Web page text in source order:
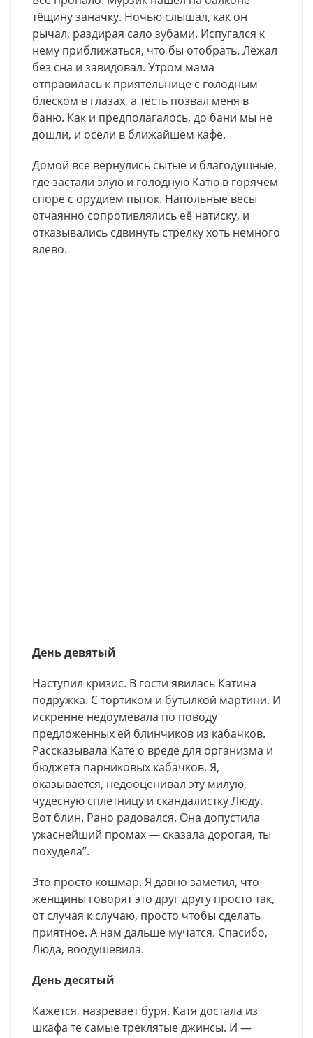
тёщину заначку. Ночью слышал, как он
рычал, раздирая сало зубами. Испугался к
нему приближаться, что бы отобрать. Лежал
без сна и завидовал. Утром мама
отправилась к приятельнице с голодным
блеском в глазах, а тесть позвал меня в
баню. Как и предполагалось, до бани мы не
дошли, и осели в ближайшем кафе.
Домой все вернулись сытые и благодушные,
где застали злую и голодную Катю в горячем
споре с орудием пыток. Напольные весы
отчаянно сопротивлялись её натиску, и
отказывались сдвинуть стрелку хоть немного
влево.
День девятый
Наступил кризис. В гости явилась Катина
подружка. С тортиком и бутылкой мартини. И
искренне недоумевала по поводу
предложенных ей блинчиков из кабачков.
Рассказывала Кате о вреде для организма и
бюджета парниковых кабачков. Я,
оказывается, недооценивал эту милую,
чудесную сплетницу и скандалистку Люду.
Вот блин. Рано радовался. Она допустила
ужаснейший промах — сказала дорогая, ты
похудела’’.
Это просто кошмар. Я давно заметил, что
женщины говорят это друг другу просто так,
от случая к случаю, просто чтобы сделать
приятное. А нам дальше мучатся. Спасибо,
Люда, воодушевила.
День десятый
Кажется, назревает буря. Катя достала из
шкафа те самые треклятые джинсы. И —